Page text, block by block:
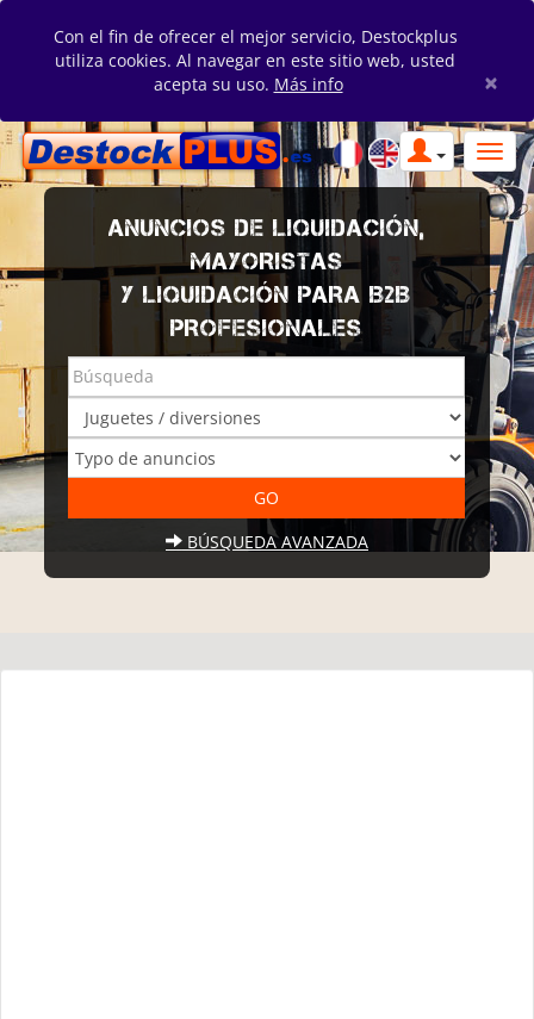
Con el fin de ofrecer el mejor servicio, Destockplus
utiliza cookies. Al navegar en este sitio web, usted
acepta su uso. Más info ×
ANUNCIOS DE LIQUIDACIÓN,
MAYORISTAS
Y LIQUIDACIÓN PARA B2B
PROFESIONALES
BÚSQUEDA AVANZADA